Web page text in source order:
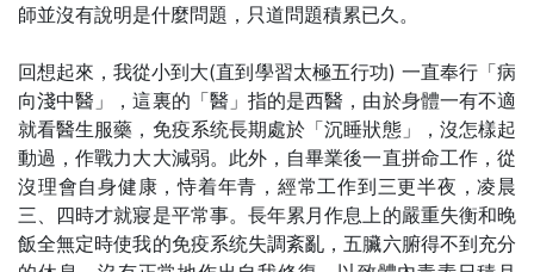
師並沒有說明是什麼問題，只道問題積累已久。
回想起來，我從小到大(直到學習太極五行功) 一直奉行「病
向淺中醫」，這裏的「醫」指的是西醫，由於身體一有不適
就看醫生服藥，免疫系统長期處於「沉睡狀態」，沒怎樣起
動過，作戰力大大減弱。此外，自畢業後一直拼命工作，從
沒理會自身健康，恃着年青，經常工作到三更半夜，凌晨
三、四時才就寢是平常事。長年累月作息上的嚴重失衡和晚
飯全無定時使我的免疫系统失調紊亂，五臟六腑得不到充分